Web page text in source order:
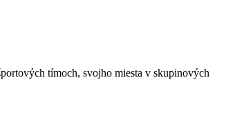
tímoch, svojho miesta v skupinových